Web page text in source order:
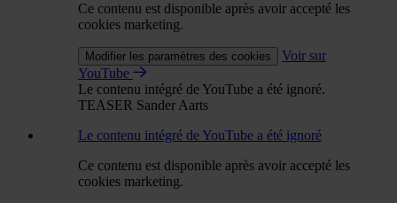
Ce contenu est disponible après avoir accepté les
cookies marketing.
Modifier les paramètres des cookies
Voir sur
YouTube
Le contenu intégré de YouTube a été ignoré.
TEASER Sander Aarts
Le contenu intégré de YouTube a été ignoré
Ce contenu est disponible après avoir accepté les
cookies marketing.